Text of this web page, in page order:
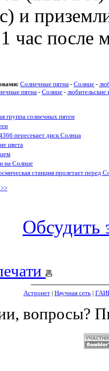
и
час после
Солнечные пятна - Солнце -
пятна - Солнце - любительские
группа солнечных пятен
пересекает диск Солнца
цвета
на Солнце
станция пролетает перед
Обсудить
Астронет| Научная сеть|
вопросы?